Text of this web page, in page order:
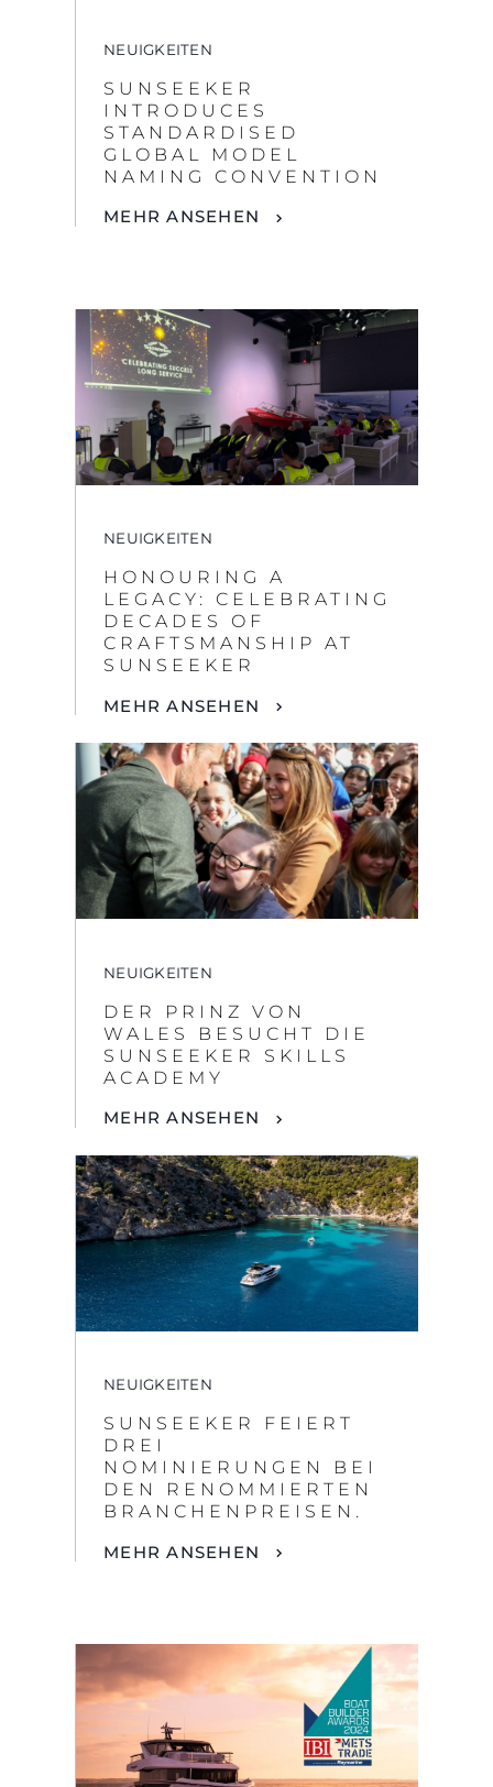
NEUIGKEITEN
SUNSEEKER
INTRODUCES
STANDARDISED
GLOBAL MODEL
NAMING CONVENTION
MEHR ANSEHEN
NEUIGKEITEN
HONOURING A
LEGACY: CELEBRATING
DECADES OF
CRAFTSMANSHIP AT
SUNSEEKER
MEHR ANSEHEN
NEUIGKEITEN
DER PRINZ VON
WALES BESUCHT DIE
SUNSEEKER SKILLS
ACADEMY
MEHR ANSEHEN
NEUIGKEITEN
SUNSEEKER FEIERT
DREI
NOMINIERUNGEN BEI
DEN RENOMMIERTEN
BRANCHENPREISEN.
MEHR ANSEHEN